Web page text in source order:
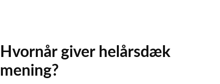
Hvornår giver helårsdæk
mening?